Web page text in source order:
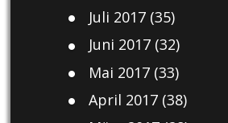
Juli 2017(35)
Juni 2017(32)
Mai 2017(33)
April 2017(38)